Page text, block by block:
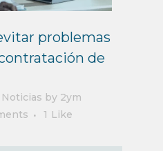
problemas
de
Noticias by 2ym
1 Like